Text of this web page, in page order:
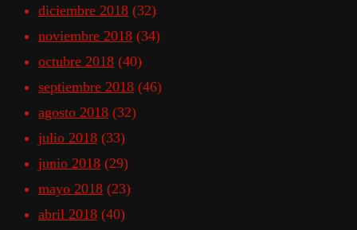
diciembre 2018 (32)
noviembre 2018 (34)
octubre 2018 (40)
septiembre 2018 (46)
agosto 2018 (32)
julio 2018 (33)
junio 2018 (29)
mayo 2018 (23)
abril 2018 (40)